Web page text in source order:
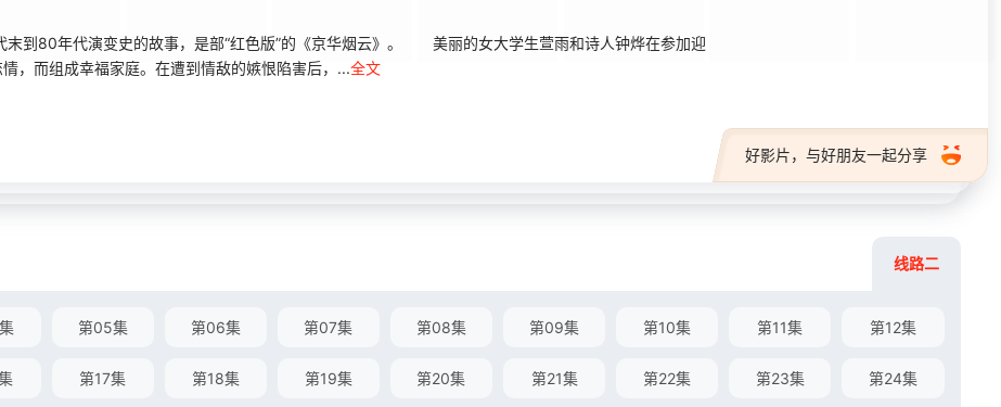
到80年代演变史的故事，是部“红色版”的《京华烟云》。 美丽的女大学生萱雨和诗人钟烨在参加迎
，而组成幸福家庭。在遭到情敌的嫉恨陷害后，...全文
好影片，与好朋友一起分享
线路二
第05集 第06集 第07集 第08集 第09集 第10集 第11集 第12集
第17集 第18集 第19集 第20集 第21集 第22集 第23集 第24集